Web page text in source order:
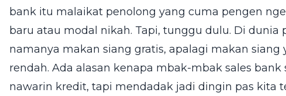
bank itu malaikat penolong yang cuma pengen
baru atau modal nikah. Tapi, tunggu dulu. Di dunia
namanya makan siang gratis, apalagi makan siang
rendah. Ada alasan kenapa mbak-mbak sales
nawarin kredit, tapi mendadak jadi dingin pas kita